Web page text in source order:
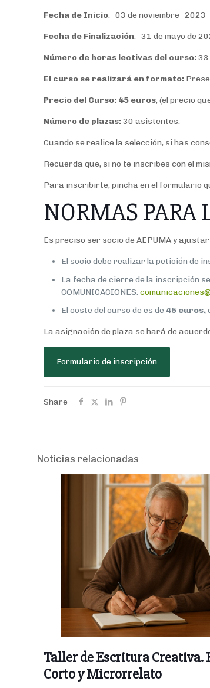
Fecha de Inicio: 03 de
Fecha de Finalización: 31 de
Número de horas lectivas del curso:33
El curso se realizará en formato:
Precio del Curso: 45 euros, (el precio
Número de plazas:30 asistentes.
Cuando se realice la selección, si has
Recuerda que, si no te inscribes con el
Para inscribirte, pincha en el formulario
NORMAS PARA
Es preciso ser socio de AEPUMA y
El socio debe realizar la petición de
La fecha de cierre de la inscripción
COMUNICACIONES:
El coste del curso de es de 45 euros,
La asignación de plaza se hará de
Formulario de inscripción
Share
Noticias relacionadas
Taller de Escritura Creativa.
Corto y Microrrelato